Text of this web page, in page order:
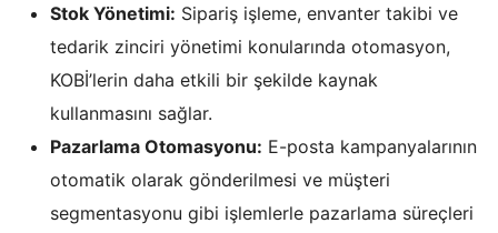
Stok Yönetimi: Sipariş işleme, envanter takibi ve
tedarik zinciri yönetimi konularında otomasyon,
KOBİ’lerin daha etkili bir şekilde kaynak
kullanmasını sağlar.
Pazarlama Otomasyonu: E-posta kampanyalarının
otomatik olarak gönderilmesi ve müşteri
segmentasyonu gibi işlemlerle pazarlama süreçleri